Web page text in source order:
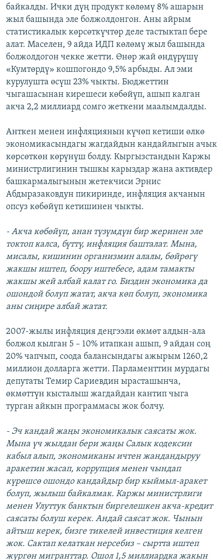
байкалды. Ички дүң продукт көлөмү 8% ашарын
жыл башында эле болжолдонгон. Аны айрым
статистикалык көрсөткүчтөр деле тастыктап бере
алат. Маселен, 9 айда ИДП көлөмү жыл башында
болжолдогон чекке жетти. Өнөр жай өндүрүшү
«Кумтөрдү» кошпогондо 9,5% арбыды. Ал эми
курулушта өсүш 23% чыкты. Бюджеттин
чыгашасынан кирешеси көбөйүп, ашып калган
акча 2,2 миллиард сомго жеткени маалымдалды.
Анткен менен инфляциянын күчөп кетиши өлкө
экономикасындагы жагдайдын кандайлыгын ачык
көрсөткөн көрүнүш болду. Кыргызстандын Каржы
министрлигинин тышкы карыздар жана активдер
башкармалыгынын жетекчиси Эрнис
Абдыразаковдун пикиринде, инфляция акчанын
опсуз көбөйүп кетишинен чыкты.
- Акча көбөйүп, анан түзүмдүн бир жеринен эле
токтоп калса, бүттү, инфляция башталат. Мына,
мисалы, кишинин организмин алалы, бөйрөгү
жакшы иштеп, боору иштебесе, адам тамакты
жакшы жей албай калат го. Биздин экономика да
ошондой болуп жатат, акча көп болуп, экономика
аны сиңире албай жатат.
2007-жылы инфляция деңгээли өкмөт алдын-ала
болжол кылган 5 – 10% итапкан ашып, 9 айдан соң
20% чапчып, соода балансындагы ажырым 1260,2
миллион долларга жетти. Парламенттин мурдагы
депутаты Темир Сариевдин ырасташынча,
өкмөттүн кысталыш жагдайдан кантип чыга
турган айкын программасы жок болчу.
- Эч кандай жаңы экономикалык саясаты жок.
Мына үч жылдан бери жаңы Салык кодексин
кабыл алып, экономиканы ичтен жандандыруу
аракетин жасап, коррупция менен чындап
күрөшсө ошондо кандайдыр бир кыймыл-аракет
болуп, жылыш байкалмак. Каржы министрлиги
менен Улyттук банктын биргелешкен акча-кредит
саясаты болуш керек. Андай саясат жок. Чынын
айтыш керек, бизге тикелей инвестиция келген
жок. Сактап келаткан нерсебиз – сыртта иштеп
жүргөн мигранттар. Ошол 1,5 миллиардка жакын